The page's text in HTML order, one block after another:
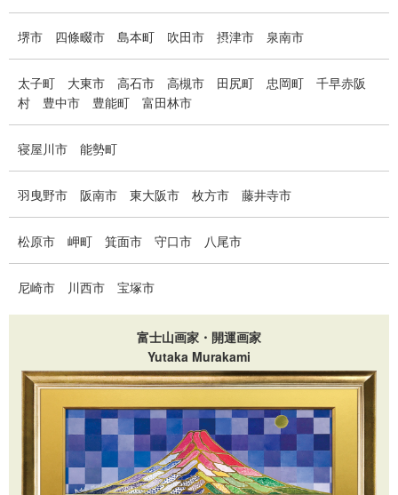
堺市 四條畷市 島本町 吹田市 摂津市 泉南市
太子町 大東市 高石市 高槻市 田尻町 忠岡町
千早赤阪
村
豊中市 豊能町 富田林市
寝屋川市 能勢町
羽曳野市 阪南市 東大阪市 枚方市 藤井寺市
松原市 岬町 箕面市 守口市 八尾市
尼崎市 川西市 宝塚市
富士山画家・開運画家
Yutaka Murakami